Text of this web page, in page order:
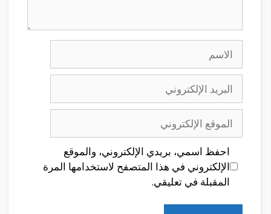
الإلكتروني
الإلكتروني
احفظ اسمي، بريدي الإلكتروني، والموقع
الإلكتروني في هذا المتصفح لاستخدامها المرة
المقبلة في تعليقي.